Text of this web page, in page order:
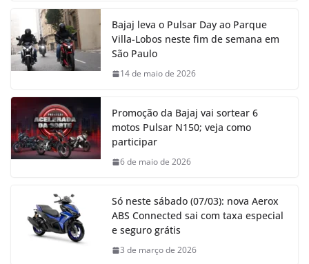
Bajaj leva o Pulsar Day ao Parque
Villa-Lobos neste fim de semana em
São Paulo
14 de maio de 2026
Promoção da Bajaj vai sortear 6
motos Pulsar N150; veja como
participar
6 de maio de 2026
Só neste sábado (07/03): nova Aerox
ABS Connected sai com taxa especial
e seguro grátis
3 de março de 2026